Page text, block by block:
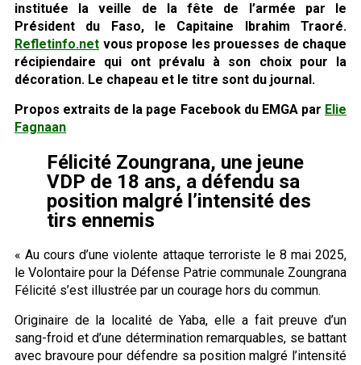
instituée la veille de la fête de l’armée par le
Président du Faso, le Capitaine Ibrahim Traoré.
Refletinfo.net vous propose les prouesses de chaque
récipiendaire qui ont prévalu à son choix pour la
décoration. Le chapeau et le titre sont du journal.
Propos extraits de la page Facebook du EMGA par Elie
Fagnaan
Félicité Zoungrana, une jeune
VDP de 18 ans, a défendu sa
position malgré l’intensité des
tirs ennemis
« Au cours d’une violente attaque terroriste le 8 mai 2025,
le Volontaire pour la Défense Patrie communale Zoungrana
Félicité s’est illustrée par un courage hors du commun.
Originaire de la localité de Yaba, elle a fait preuve d’un
sang-froid et d’une détermination remarquables, se battant
avec bravoure pour défendre sa position malgré l’intensité